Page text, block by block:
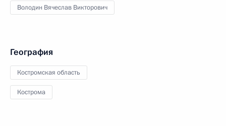
Володин Вячеслав Викторович
География
Костромская область
Кострома